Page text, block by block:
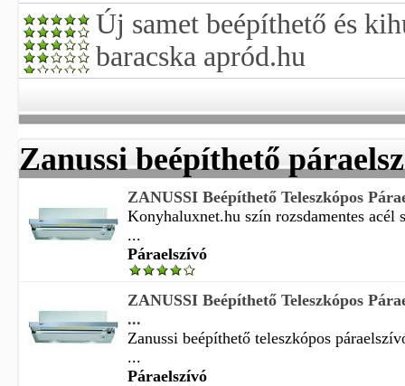
Új samet beépíthető és
baracska apród.hu
Zanussi beépíthető
ZANUSSI Beépíthető Teleszkópos
Konyhaluxnet.hu szín rozsdamentes acél
...
Páraelszívó
ZANUSSI Beépíthető Teleszkópos
...
Zanussi beépíthető teleszkópos
...
Páraelszívó